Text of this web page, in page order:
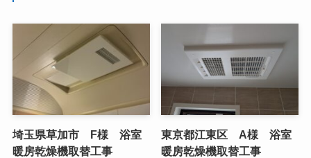
埼玉県草加市 F様 浴室
暖房乾燥機取替工事
東京都江東区 A様 浴室
暖房乾燥機取替工事